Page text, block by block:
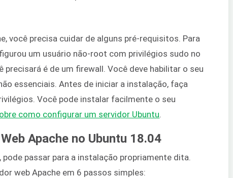
você precisa cuidar de alguns pré-requisitos. Para
um usuário não-root com privilégios sudo no
é de um firewall. Você deve habilitar o seu
essenciais. Antes de iniciar a instalação, faça
Você pode instalar facilmente o seu
como configurar um servidor Ubuntu.
Apache no Ubuntu 18.04
passar para a instalação propriamente dita.
web Apache em 6 passos simples: